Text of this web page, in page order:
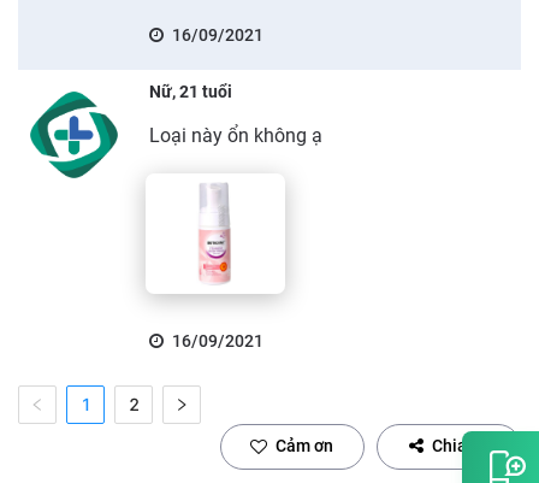
16/09/2021
Nữ, 21 tuổi
Loại này ổn không ạ
16/09/2021
1 2
Cảm ơn Chia sẻ